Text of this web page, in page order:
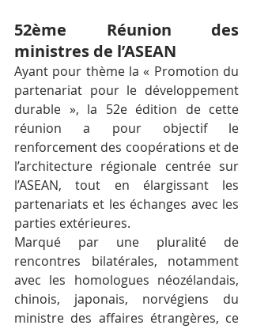
52ème Réunion des
ministres de l’ASEAN
Ayant pour thème la « Promotion du
partenariat pour le développement
durable », la 52e édition de cette
réunion a pour objectif le
renforcement des coopérations et de
l’architecture régionale centrée sur
l’ASEAN, tout en élargissant les
partenariats et les échanges avec les
parties extérieures.
Marqué par une pluralité de
rencontres bilatérales, notamment
avec les homologues néozélandais,
chinois, japonais, norvégiens du
ministre des affaires étrangères, ce